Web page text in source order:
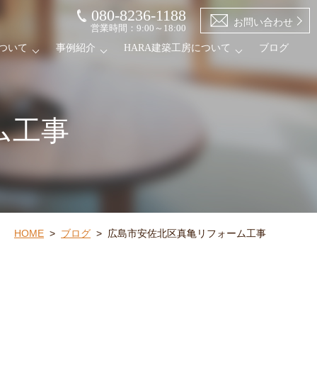
いて 事例紹介 HARA建築工房について ブログ
080-8236-1188
営業時間：9:00～18:00
お問い合わせ
工事
HOME > ブログ > 広島市安佐北区真亀リフォーム工事